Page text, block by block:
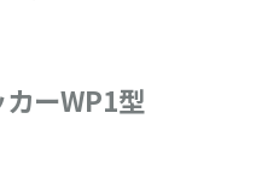
ーWP1型